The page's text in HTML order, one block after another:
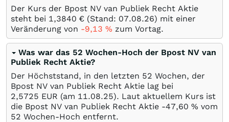
Der Kurs der Bpost NV van Publiek Recht Aktie
steht bei 1,3840 € (Stand: 07.08.26) mit einer
Veränderung von -9,13 % zum Vortag.
Was war das 52 Wochen-Hoch der Bpost NV van
Publiek Recht Aktie?
Der Höchststand, in den letzten 52 Wochen, der
Bpost NV van Publiek Recht Aktie lag bei
2,5725 EUR (am 11.08.25). Laut aktuellem Kurs ist
die Bpost NV van Publiek Recht Aktie -47,60 % vom
52 Wochen-Hoch entfernt.